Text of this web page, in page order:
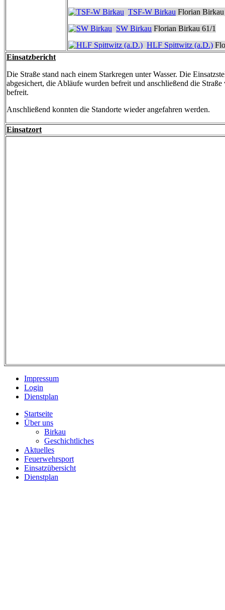
TSF-W Birkau Florian
SW Birkau Florian Birkau 61/1
HLF Spittwitz (a.D.)
Einsatzbericht
Die Straße stand nach einem Starkregen unter Wasser. Die
abgesichert, die Abläufe wurden befreit und anschließend die Straße
befreit.
Anschließend konnten die Standorte wieder angefahren werden.
Einsatzort
Impressum
Login
Dienstplan
Startseite
Über uns
Birkau
Geschichtliches
Aktuelles
Feuerwehrsport
Einsatzübersicht
Dienstplan